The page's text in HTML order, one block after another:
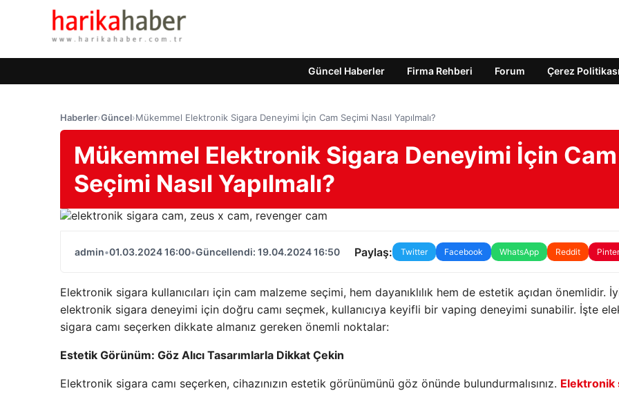
Güncel Haberler Firma Rehberi Forum Çerez Politikası
Haberler›Güncel›Mükemmel Elektronik Sigara Deneyimi İçin Cam Seçimi Nasıl Yapılmalı?
Mükemmel Elektronik Sigara Deneyimi İçin Cam
Seçimi Nasıl Yapılmalı?
admin•01.03.2024 16:00•Güncellendi: 19.04.2024 16:50 Paylaş: Twitter Facebook WhatsApp Reddit
Elektronik sigara kullanıcıları için cam malzeme seçimi, hem dayanıklılık hem de estetik açıdan önemlidir.
elektronik sigara deneyimi için doğru camı seçmek, kullanıcıya keyifli bir vaping deneyimi sunabilir. İşte
sigara camı seçerken dikkate almanız gereken önemli noktalar:
Estetik Görünüm: Göz Alıcı Tasarımlarla Dikkat Çekin
Elektronik sigara camı seçerken, cihazınızın estetik görünümünü göz önünde bulundurmalısınız. Elektronik